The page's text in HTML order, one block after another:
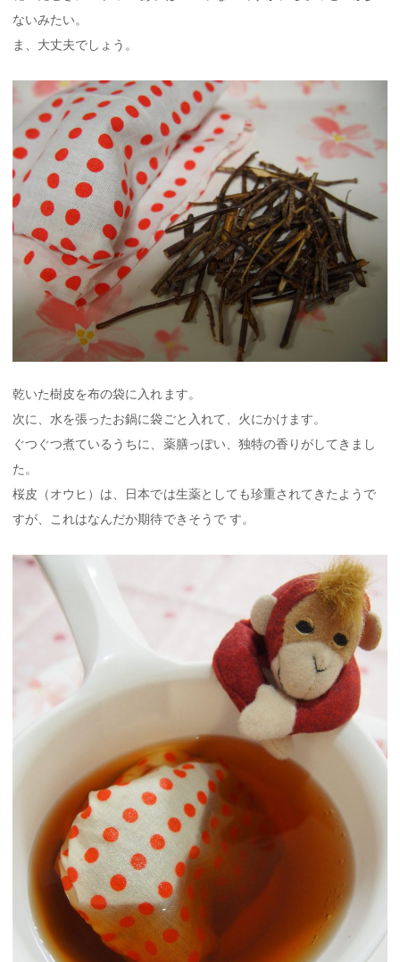
ないみたい。
ま、大丈夫でしょう。
乾いた樹皮を布の袋に入れます。
次に、水を張ったお鍋に袋ごと入れて、火にかけます。
ぐつぐつ煮ているうちに、薬膳っぽい、独特の香りがしてきまし
た。
桜皮（オウヒ）は、日本では生薬としても珍重されてきたようで
すが、これはなんだか期待できそうで す。